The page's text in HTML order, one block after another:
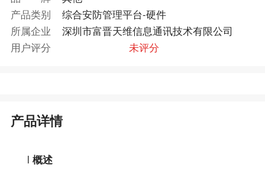
产品类别
综合安防管理平台-硬件
所属企业
深圳市富晋天维信息通讯技术有限公司
用户评分
未评分
产品详情
l 概述